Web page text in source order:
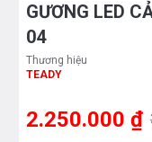
GƯƠNG LED
04
Thương hiệu
TEADY
2.250.000 ₫